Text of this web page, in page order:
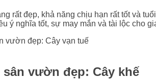
rất đẹp, khả năng chịu hạn rất tốt và
ý nghĩa tốt, sự may mắn và tài lộc cho
sân vườn đẹp: Cây khế